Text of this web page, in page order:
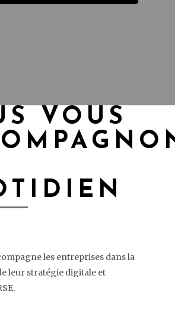
VOUS
les entreprises dans la
leur stratégie digitale et